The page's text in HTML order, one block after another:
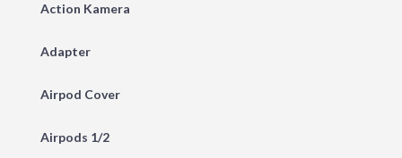
Action Kamera
Adapter
Airpod Cover
Airpods 1/2